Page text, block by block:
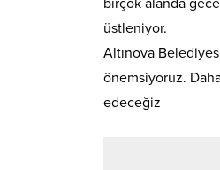
üstleniyor.
Altınova
önemsiyoruz.
edeceğiz